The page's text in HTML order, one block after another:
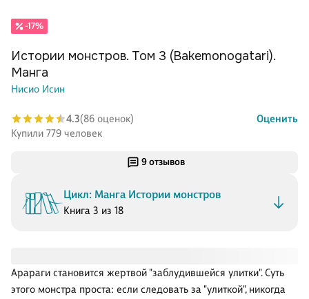
9 отзывов
Цикл: Манга Истории монстров
Книга 3 из 18
Арараги становится жертвой "заблудившейся улитки". Суть
этого монстра проста: если следовать за "улиткой", никогда
-17%
Истории монстров. Том 3 (Bakemonogatari).
Манга
Нисио Исин
4.3(86 оценок)
Оценить
Купили 779 человек